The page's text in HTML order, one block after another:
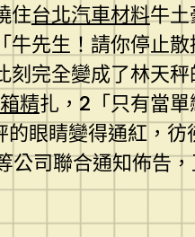
住台北汽車材料牛
牛先生！請你停止
完全變成了林天
精扎，2「只有當
眼睛變得通紅，
公司聯合通知佈告